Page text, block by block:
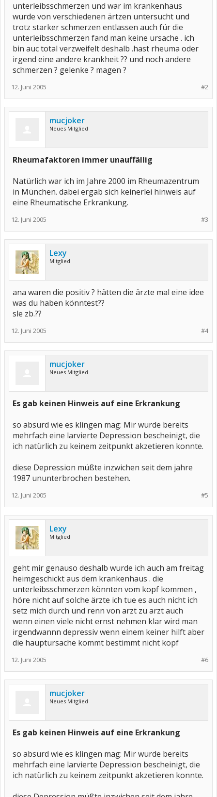
unterleibsschmerzen und war im krankenhaus
wurde von verschiedenen ärtzen untersucht und
trotz starker schmerzen entlassen auch für die
unterleibsschmerzen fand man keine ursache . ich
bin auc total verzweifelt deshalb .hast rheuma oder
irgend eine andere krankheit ?? und noch andere
schmerzen ? gelenke ? magen ?
#2
12. Juni 2005
mucjoker
Neues Mitglied
Rheumafaktoren immer unauffällig
Natürlich war ich im Jahre 2000 im Rheumazentrum
in München. dabei ergab sich keinerlei hinweis auf
eine Rheumatische Erkrankung.
#3
12. Juni 2005
Lexy
Mitglied
ana waren die positiv ? hätten die ärzte mal eine idee
was du haben könntest??
sle zb.??
#4
12. Juni 2005
mucjoker
Neues Mitglied
Es gab keinen Hinweis auf eine Erkrankung
so absurd wie es klingen mag: Mir wurde bereits
mehrfach eine larvierte Depression bescheinigt, die
ich natürlich zu keinem zeitpunkt akzetieren konnte.
diese Depression müßte inzwichen seit dem jahre
1987 ununterbrochen bestehen.
#5
12. Juni 2005
Lexy
Mitglied
geht mir genauso deshalb wurde ich auch am freitag
heimgeschickt aus dem krankenhaus . die
unterleibsschmerzen könnten vom kopf kommen ,
höre nicht auf solche ärzte ich tue es auch nicht ich
setz mich durch und renn von arzt zu arzt auch
wenn einen viele nicht ernst nehmen klar wird man
irgendwannn depressiv wenn einem keiner hilft aber
die hauptursache kommt bestimmt nicht kopf
#6
12. Juni 2005
mucjoker
Neues Mitglied
Es gab keinen Hinweis auf eine Erkrankung
so absurd wie es klingen mag: Mir wurde bereits
mehrfach eine larvierte Depression bescheinigt, die
ich natürlich zu keinem zeitpunkt akzetieren konnte.